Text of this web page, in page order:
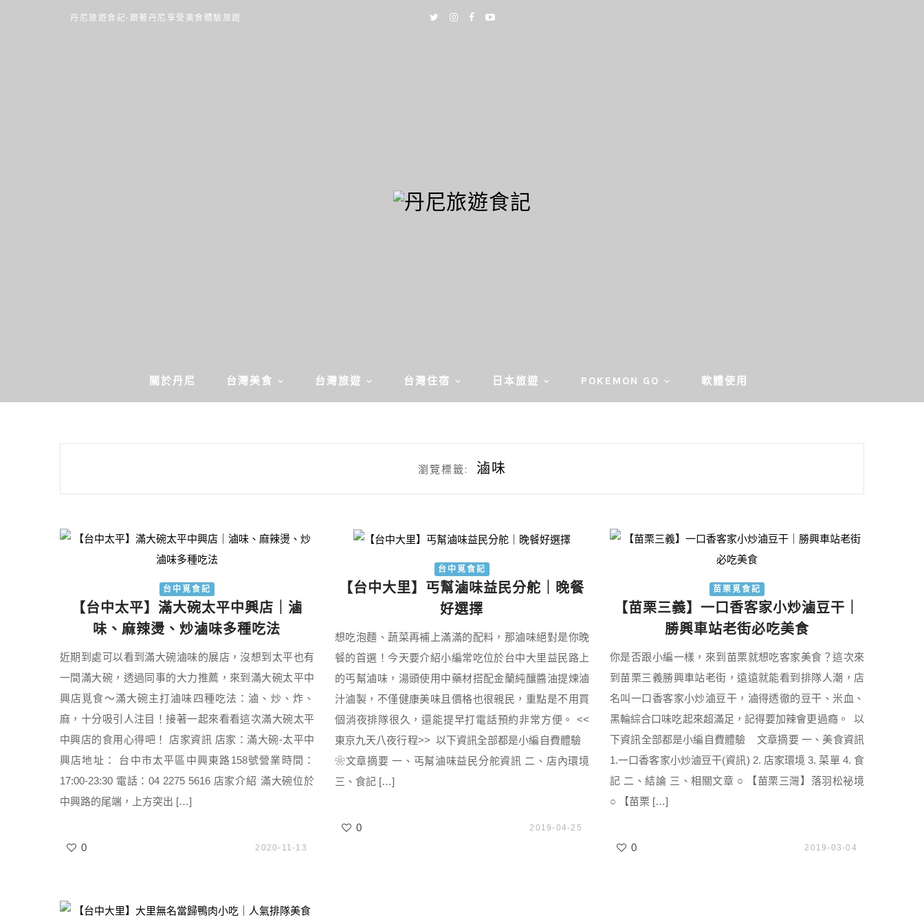
丹尼旅遊食記-跟著丹尼享受美食體驗旅遊
關於丹尼 台灣美食 台灣旅遊 台灣住宿 日本旅遊 POKEMON GO 軟體使用
瀏覽標籤: 滷味
台中覓食記
【台中太平】滿大碗太平中興店｜滷
味、麻辣燙、炒滷味多種吃法
近期到處可以看到滿大碗滷味的展店，沒想到太平也有
一間滿大碗，透過同事的大力推薦，來到滿大碗太平中
興店覓食～滿大碗主打滷味四種吃法：滷、炒、炸、
麻，十分吸引人注目！接著一起來看看這次滿大碗太平
中興店的食用心得吧！ 店家資訊 店家：滿大碗-太平中
興店地址： 台中市太平區中興東路158號營業時間：
17:00-23:30 電話：04 2275 5616 店家介紹 滿大碗位於
中興路的尾端，上方突出 […]
0 2020-11-13
台中覓食記
【台中大里】丐幫滷味益民分舵｜晚餐
好選擇
想吃泡麵、蔬菜再補上滿滿的配料，那滷味絕對是你晚
餐的首選！今天要介紹小編常吃位於台中大里益民路上
的丐幫滷味，湯頭使用中藥材搭配金蘭純釀醬油提煉滷
汁滷製，不僅健康美味且價格也很親民，重點是不用買
個消夜排隊很久，還能提早打電話預約非常方便。 <<
東京九天八夜行程>> 以下資訊全部都是小編自費體驗
❀文章摘要 一、丐幫滷味益民分舵資訊 二、店內環境
三、食記 […]
0 2019-04-25
苗栗覓食記
【苗栗三義】一口香客家小炒滷豆干｜
勝興車站老街必吃美食
你是否跟小編一樣，來到苗栗就想吃客家美食？這次來
到苗栗三義勝興車站老街，遠遠就能看到排隊人潮，店
名叫一口香客家小炒滷豆干，滷得透徹的豆干、米血、
黑輪綜合口味吃起來超滿足，記得要加辣會更過癮。 以
下資訊全部都是小編自費體驗 文章摘要 一、美食資訊
1.一口香客家小炒滷豆干(資訊) 2. 店家環境 3. 菜單 4. 食
記 二、結論 三、相關文章 ○ 【苗栗三灣】落羽松祕境
○ 【苗栗 […]
0 2019-03-04